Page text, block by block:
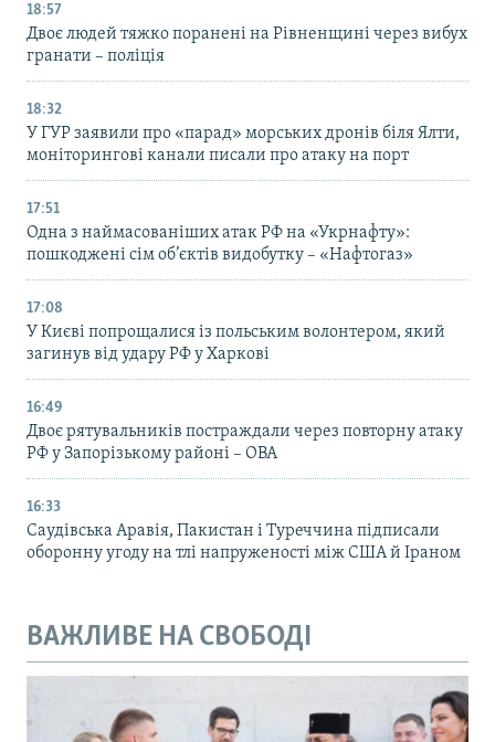
18:57
Двоє людей тяжко поранені на Рівненщині через вибух
гранати – поліція
18:32
У ГУР заявили про «парад» морських дронів біля Ялти,
моніторингові канали писали про атаку на порт
17:51
Одна з наймасованіших атак РФ на «Укрнафту»:
пошкоджені сім об’єктів видобутку – «Нафтогаз»
17:08
У Києві попрощалися із польським волонтером, який
загинув від удару РФ у Харкові
16:49
Двоє рятувальників постраждали через повторну атаку
РФ у Запорізькому районі – ОВА
16:33
Саудівська Аравія, Пакистан і Туреччина підписали
оборонну угоду на тлі напруженості між США й Іраном
ВАЖЛИВЕ НА СВОБОДІ